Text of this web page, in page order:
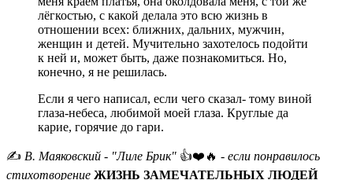
лёгкостью, с какой делала это всю жизнь в
отношении всех: ближних, дальних, мужчин,
женщин и детей. Мучительно захотелось подойти
к ней и, может быть, даже познакомиться. Но,
конечно, я не решилась.
Если я чего написал, если чего сказал- тому виной
глаза-небеса, любимой моей глаза. Круглые да
карие, горячие до гари.
✍️ В. Маяковский - "Лиле Брик" 👍❤️🔥 - если понравилось
стихотворение ЖИЗНЬ ЗАМЕЧАТЕЛЬНЫХ ЛЮДЕЙ